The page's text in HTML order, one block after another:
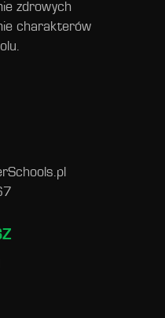
zdrowych
charakterów